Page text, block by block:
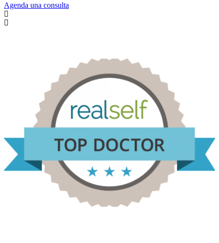
Agenda una consulta